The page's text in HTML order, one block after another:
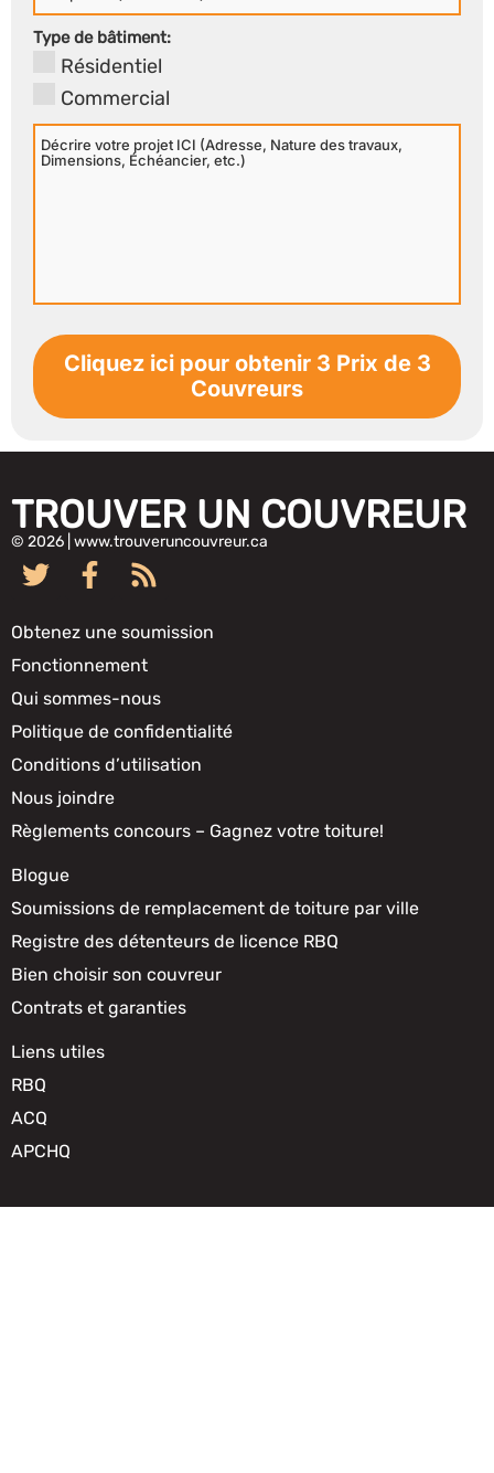
Secondaire
Type de bâtiment:
Résidentiel
Commercial
Décrire
votre
TROUVER UN COUVREUR
© 2026 | www.trouveruncouvreur.ca
Obtenez une soumission
Fonctionnement
Qui sommes-nous
Politique de confidentialité
Conditions d’utilisation
Nous joindre
Règlements concours – Gagnez votre toiture!
Blogue
Soumissions de remplacement de toiture par ville
Registre des détenteurs de licence RBQ
Bien choisir son couvreur
Contrats et garanties
Liens utiles
RBQ
ACQ
APCHQ